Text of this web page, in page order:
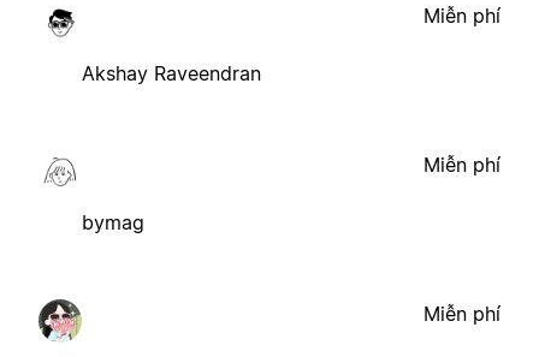
Akshay Raveendran
Miễn phí
bymag
Miễn phí
Miễn phí